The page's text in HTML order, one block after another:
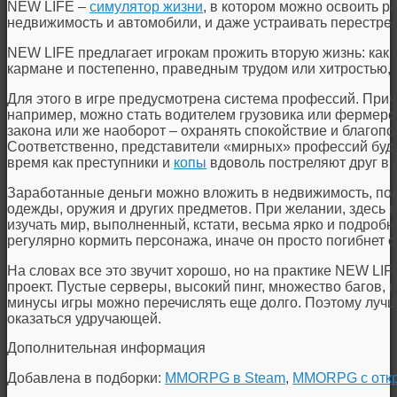
NEW LIFE – симулятор жизни, в котором можно освоить
недвижимость и автомобили, и даже устраивать
NEW LIFE предлагает игрокам прожить вторую жизнь:
кармане и постепенно, праведным трудом или хитростью,
Для этого в игре предусмотрена система профессий.
например, можно стать водителем грузовика или
закона или же наоборот – охранять спокойствие и
Соответственно, представители «мирных» профессий
время как преступники и копы вдоволь постреляют друг в
Заработанные деньги можно вложить в недвижимость,
одежды, оружия и других предметов. При желании, здесь
изучать мир, выполненный, кстати, весьма ярко и
регулярно кормить персонажа, иначе он просто погибнет
На словах все это звучит хорошо, но на практике NEW
проект. Пустые серверы, высокий пинг, множество багов,
минусы игры можно перечислять еще долго. Поэтому
оказаться удручающей.
Дополнительная информация
Добавлена в подборки: MMORPG в Steam, MMORPG с